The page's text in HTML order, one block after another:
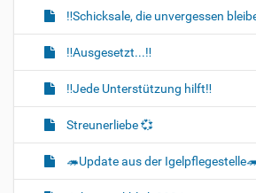
‼️Schicksale, die unvergessen
‼️Ausgesetzt...‼️
‼️Jede Unterstützung hilft‼️
Streunerliebe 💞
🦔Update aus der